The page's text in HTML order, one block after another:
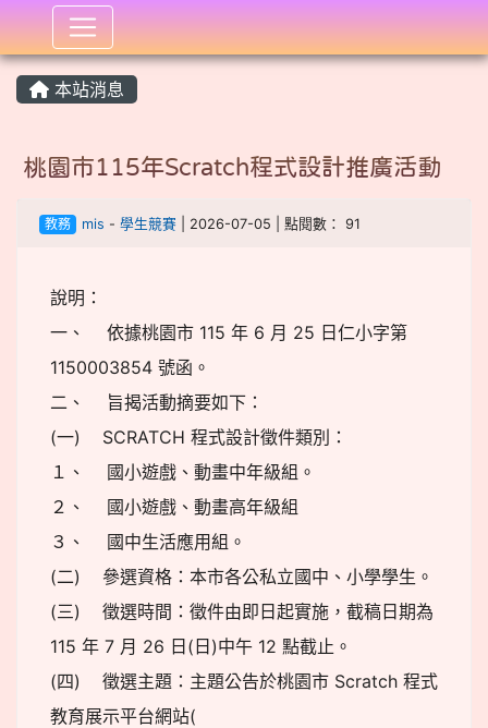
:::
本站消息
桃園市115年Scratch程式設計推廣活動
教務 mis - 學生競賽| 2026-07-05 | 點閱數： 91
說明：
一、 依據桃園市 115 年 6 月 25 日仁小字第
1150003854 號函。
二、 旨揭活動摘要如下：
(一) SCRATCH 程式設計徵件類別：
１、 國小遊戲、動畫中年級組。
２、 國小遊戲、動畫高年級組
３、 國中生活應用組。
(二) 參選資格：本市各公私立國中、小學學生。
(三) 徵選時間：徵件由即日起實施，截稿日期為
115 年 7 月 26 日(日)中午 12 點截止。
(四) 徵選主題：主題公告於桃園市 Scratch 程式
教育展示平台網站(